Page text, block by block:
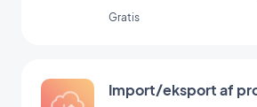
Gratis
Import/eksport af